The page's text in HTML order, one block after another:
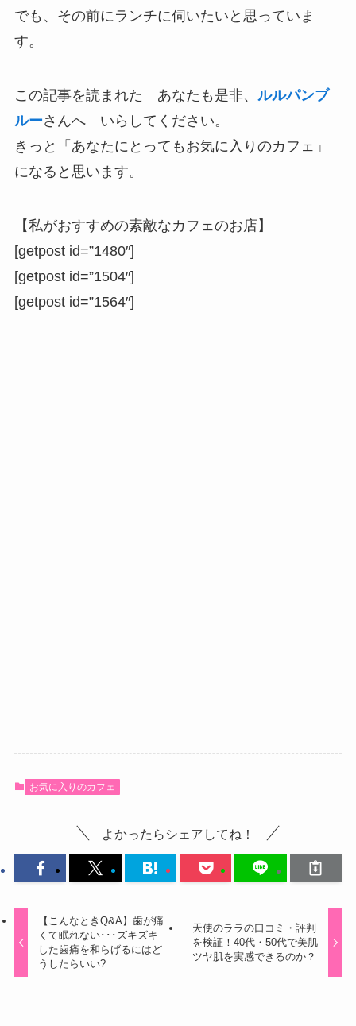
でも、その前にランチに伺いたいと思っていま
す。
この記事を読まれた あなたも是非、 ルルパンブ
ルーさんへ いらしてください。
きっと「あなたにとってもお気に入りのカフェ」
になると思います。
【私がおすすめの素敵なカフェのお店】
[getpost id=”1480″]
[getpost id=”1504″]
[getpost id=”1564″]
お気に入りのカフェ
よかったらシェアしてね！
【こんなときQ&A】歯が痛
くて眠れない･･･ズキズキ
した歯痛を和らげるにはど
うしたらいい?
天使のララの口コミ・評判
を検証！40代・50代で美肌
ツヤ肌を実感できるのか？